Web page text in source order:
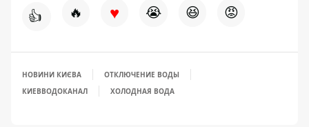
👍 🔥 ♥ 😭 😆 😡
НОВИНИ КИЄВА
ОТКЛЮЧЕНИЕ ВОДЫ
КИЕВВОДОКАНАЛ
ХОЛОДНАЯ ВОДА